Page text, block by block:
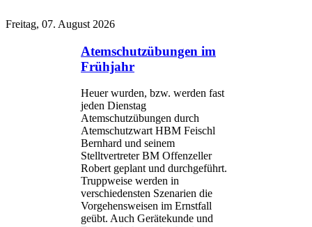
Freitag, 07. August 2026
Atemschutzübungen im
Frühjahr
Heuer wurden, bzw. werden fast
jeden Dienstag
Atemschutzübungen durch
Atemschutzwart HBM Feischl
Bernhard und seinem
Stelltvertreter BM Offenzeller
Robert geplant und durchgeführt.
Truppweise werden in
verschiedensten Szenarien die
Vorgehensweisen im Ernstfall
geübt. Auch Gerätekunde und